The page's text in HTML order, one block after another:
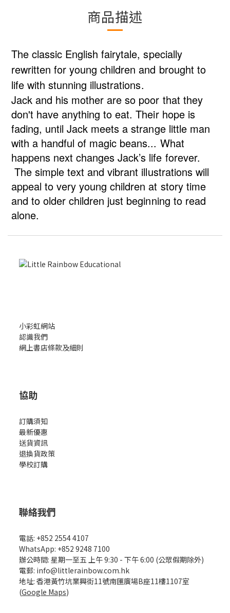
商品描述
The classic English fairytale, specially
rewritten for young children and brought to
life with stunning illustrations.
Jack and his mother are so poor that they
don't have anything to eat. Their hope is
fading, until Jack meets a strange little man
with a handful of magic beans... What
happens next changes Jack’s life forever.
The simple text and vibrant illustrations will
appeal to very young children at story time
and to older children just beginning to read
alone.
小彩虹網站
認識我們
網上書店條款及細則
協助
訂購須知
最新優惠
送貨資訊
退換貨政策
學校訂購
聯絡我們
電話: +852 2554 4107
WhatsApp: +852 9248 7100
辦公時間: 星期一至五 上午 9:30 - 下午 6:00 (公眾假期除外)
電郵: info@littlerainbow.com.hk
地址: 香港黃竹坑業興街11號南匯廣場B座11樓1107室
(Google Maps)